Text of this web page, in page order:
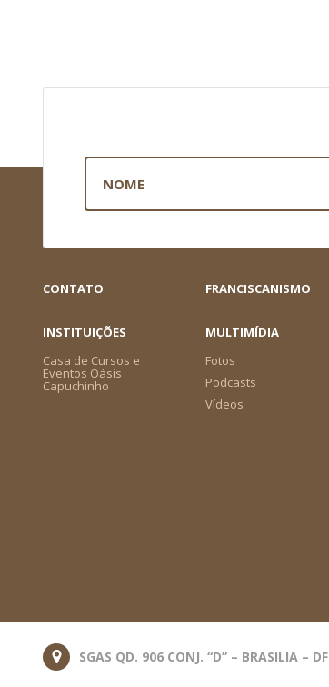
CONTATO FRANCISCANISMO
INSTITUIÇÕES
Casa de Cursos e
Eventos Oásis
Capuchinho
MULTIMÍDIA
Fotos
Podcasts
Vídeos
SGAS QD. 906 CONJ. “D” – BRASILIA – DF